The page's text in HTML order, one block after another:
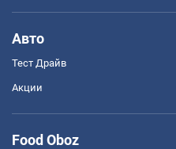
Авто
Тест Драйв
Акции
Food Oboz